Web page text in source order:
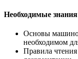
Необходимые знания
Основы
необходимом
Правила чтения